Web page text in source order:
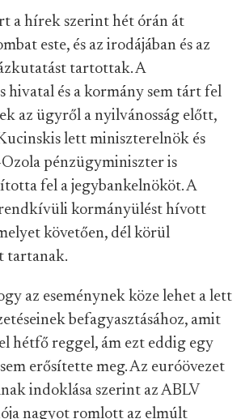
a hírek szerint hét órán át
este, és az irodájában és az
tartottak. A
hivatal és a kormány sem tárt fel
az ügyről a nyilvánosság előtt,
lett miniszterelnök és
pénzügyminiszter is
fel a jegybankelnököt. A
kormányülést hívott
követően, dél körül
tartanak.
az eseménynek köze lehet a lett
befagyasztásához, amit
hétfő reggel, ám ezt eddig egy
erősítette meg. Az euróövezet
indoklása szerint az ABLV
nagyot romlott az elmúlt